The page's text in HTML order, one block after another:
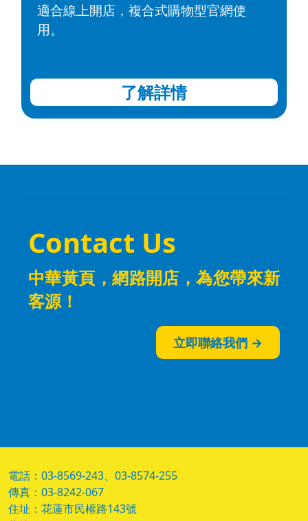
適合線上開店，複合式購物型官網使
用。
了解詳情
Contact Us
中華黃頁，網路開店，為您帶來新
客源！
立即聯絡我們 →
電話：03-8569-243、03-8574-255
傳真：03-8242-067
住址：花蓮市民權路143號